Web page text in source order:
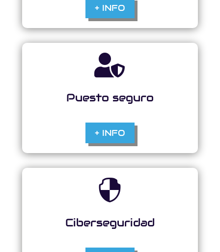
+ INFO

Puesto seguro
+ INFO

Ciberseguridad